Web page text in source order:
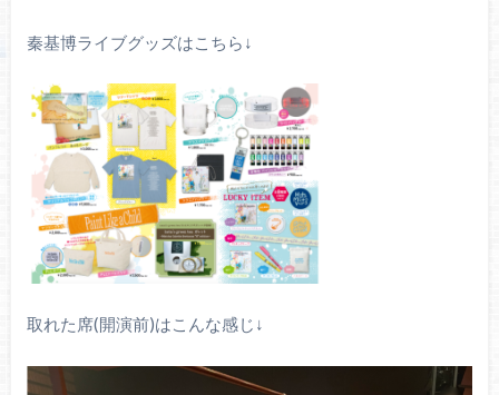
秦基博ライブグッズはこちら↓
取れた席(開演前)はこんな感じ↓